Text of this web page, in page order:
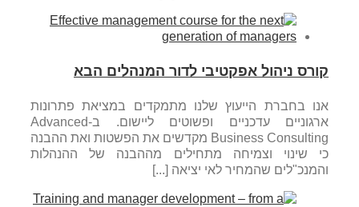
קורס ניהול אפקטיבי לדור המנהלים הבא
אנו בחברת הייעוץ שלנו מתמקדים במציאת פתרונות
ארגוניים עדכניים ופשוטים ליישום. ב-Advanced
Business Consulting מקדשים את הפשטות ואת ההבנה
כי שינוי וצמיחה מתחילים מההבנה של ההנהלות
והמנכ"לים שהמחיר לאי יציאה [...]